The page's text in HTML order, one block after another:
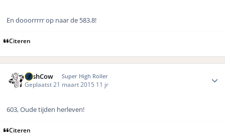
En dooorrrrr op naar de 583.8!
Citeren
CashCow Super High Roller
Geplaatst21 maart 2015 11 jr
603, Oude tijden herleven!
Citeren